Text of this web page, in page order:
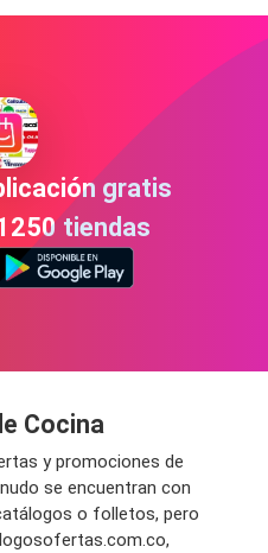
gratis
tiendas
Cocina
y promociones de
se encuentran con
o folletos, pero